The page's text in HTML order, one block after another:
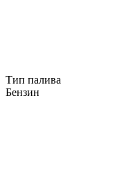
Тип палива
Бензин